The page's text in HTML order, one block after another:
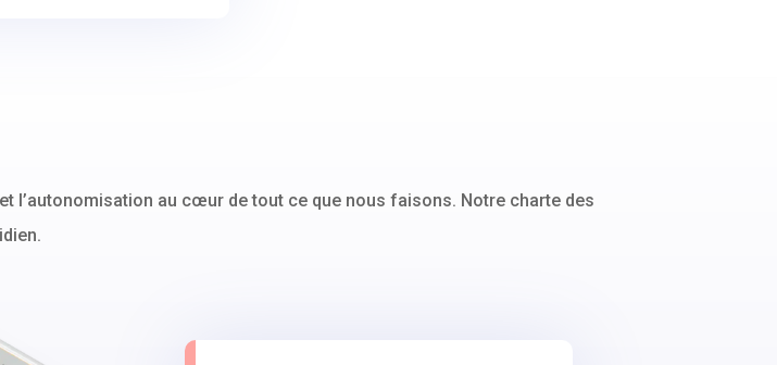
l’autonomisation au cœur de tout ce que nous faisons. Notre charte des